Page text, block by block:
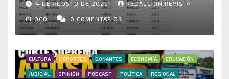
CENSO ELECTORAL Y PIDE
INVESTIGAR PRESUNTO
FRAUDE
4 DE AGOSTO DE 2026 REDACCIÓN REVISTA
CHOCÓ 0 COMENTARIOS
CULTURA DEPORTES DONANTES ECONOMÍA EDUCACIÓN
JUDICIAL OPINIÓN PODCAST POLÍTICA REGIONAL